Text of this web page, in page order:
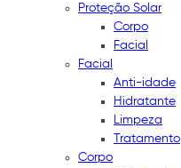
Proteção Solar
Corpo
Facial
Facial
Anti-idade
Hidratante
Limpeza
Tratamento
Corpo